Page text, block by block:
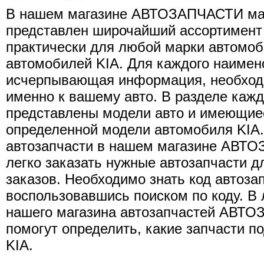
В нашем магазине АВТОЗАПЧАСТИ
представлен широчайший
практически для любой марки
автомобилей KIA. Для каждого
исчерпывающая информация,
именно к вашему авто. В разделе
представлены модели авто и
определенной модели автомобиля
автозапчасти в нашем магазине
легко заказать нужные автозапчасти
заказов. Необходимо знать код
воспользовавшись поиском по коду.
нашего магазина автозапчастей
помогут определить, какие запчасти
KIA.